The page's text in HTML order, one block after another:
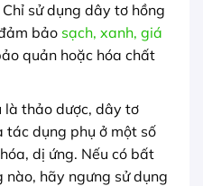
sử dụng dây tơ hồng
bảo sạch, xanh, giá
quản hoặc hóa chất
thảo dược, dây tơ
tác dụng phụ ở một số
dị ứng. Nếu có bất
hãy ngưng sử dụng